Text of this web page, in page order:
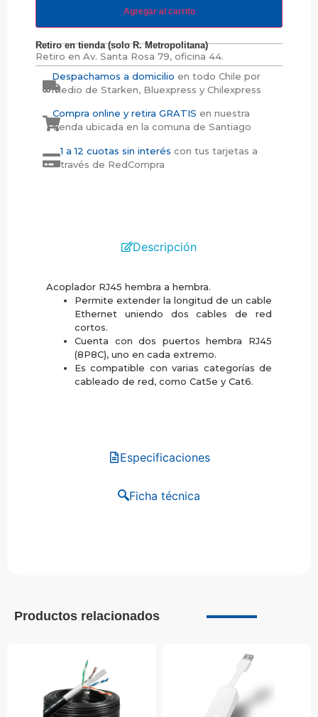
Agregar al carrito
Retiro en tienda (solo R. Metropolitana)
Retiro en Av. Santa Rosa 79, oficina 44.
Despachamos a domicilio en todo Chile por
medio de Starken, Bluexpress y Chilexpress
Compra online y retira GRATIS en nuestra
tienda ubicada en la comuna de Santiago
1 a 12 cuotas sin interés con tus tarjetas a
través de RedCompra
Descripción
Especificaciones
Ficha técnica
Acoplador RJ45 hembra a hembra.
Permite extender la longitud de un cable
Ethernet uniendo dos cables de red
cortos.
Cuenta con dos puertos hembra RJ45
(8P8C), uno en cada extremo.
Es compatible con varias categorías de
cableado de red, como Cat5e y Cat6.
Productos relacionados